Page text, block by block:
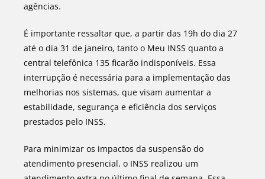
agências.
É importante ressaltar que, a partir das 19h do dia 27
até o dia 31 de janeiro, tanto o Meu INSS quanto a
central telefônica 135 ficarão indisponíveis. Essa
interrupção é necessária para a implementação das
melhorias nos sistemas, que visam aumentar a
estabilidade, segurança e eficiência dos serviços
prestados pelo INSS.
Para minimizar os impactos da suspensão do
atendimento presencial, o INSS realizou um